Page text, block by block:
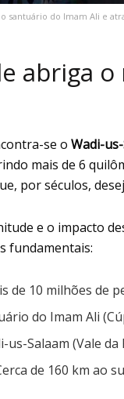
santuário do Imam Ali e
abriga
se o Wadi-
mais de 6
por séculos,
e o impacto
fundamentais:
de 10 milhões de
do Imam Ali
us-Salaam (Vale da
de 160 km ao